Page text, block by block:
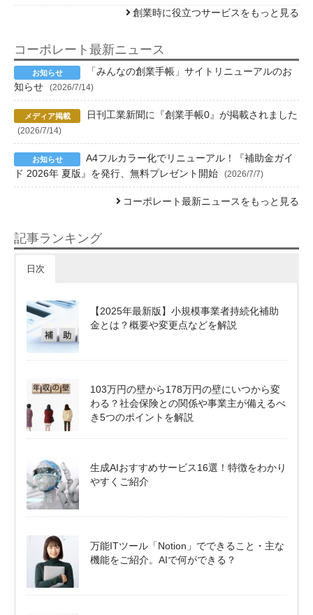
創業時に役立つサービスをもっと見る
コーポレート最新ニュース
「みんなの創業手帳」サイトリニューアルのお
知らせ
(2026/7/14)
日刊工業新聞に『創業手帳0』が掲載されました
(2026/7/14)
A4フルカラー化でリニューアル！『補助金ガイ
ド 2026年 夏版』を発行、無料プレゼント開始
(2026/7/7)
コーポレート最新ニュースをもっと見る
記事ランキング
日次
【2025年最新版】小規模事業者持続化補助
金とは？概要や変更点などを解説
103万円の壁から178万円の壁にいつから変
わる？社会保険との関係や事業主が備えるべ
き5つのポイントを解説
生成AIおすすめサービス16選！特徴をわかり
やすくご紹介
万能ITツール「Notion」でできること・主な
機能をご紹介。AIで何ができる？